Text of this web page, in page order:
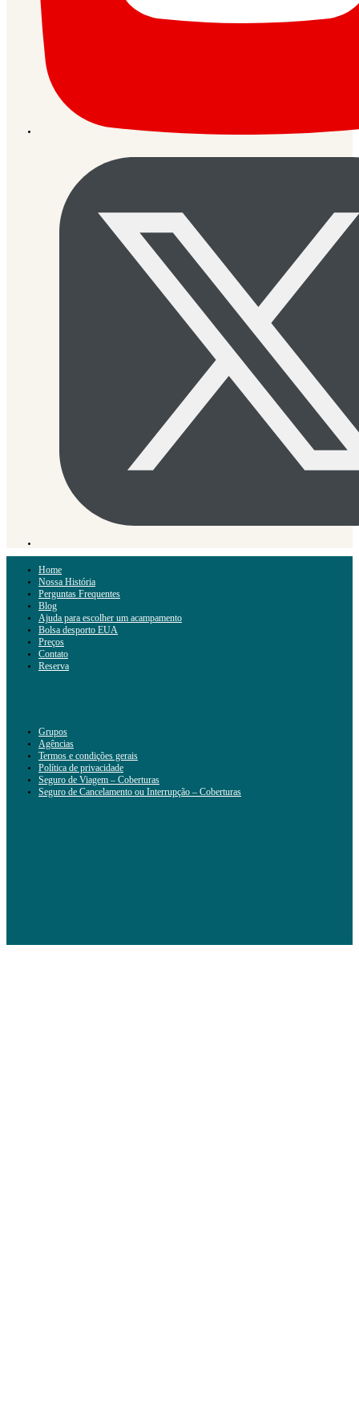
Home
Nossa História
Perguntas Frequentes
Blog
Ajuda para escolher um acampamento
Bolsa desporto EUA
Preços
Contato
Reserva
Grupos
Agências
Termos e condições gerais
Política de privacidade
Seguro de Viagem – Coberturas
Seguro de Cancelamento ou Interrupção – Coberturas